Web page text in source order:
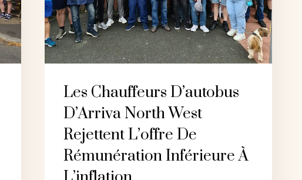
Les Chauffeurs D’autobus
D’Arriva North West
Rejettent L’offre De
Rémunération Inférieure À